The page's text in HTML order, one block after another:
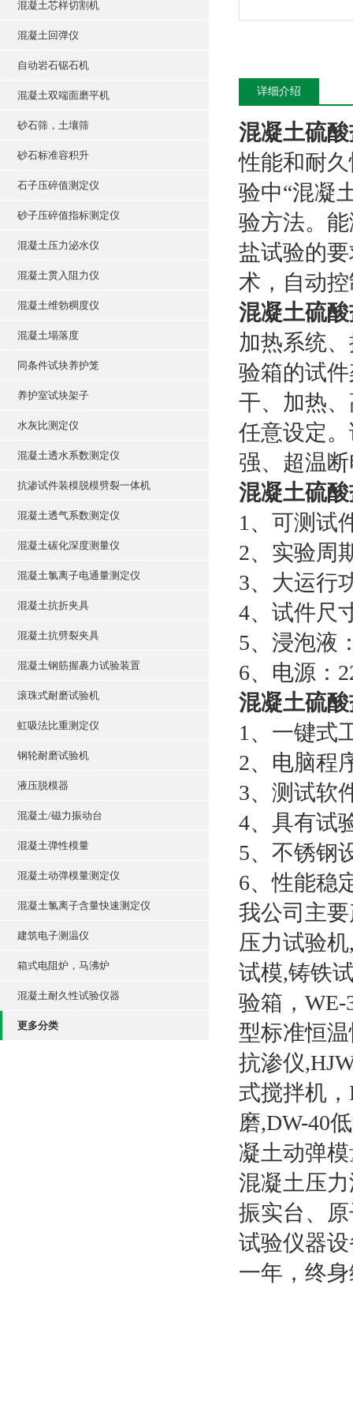
混凝土芯样切割机
混凝土回弹仪
自动岩石锯石机
混凝土双端面磨平机
砂石筛，土壤筛
砂石标准容积升
石子压碎值测定仪
砂子压碎值指标测定仪
混凝土压力泌水仪
混凝土贯入阻力仪
混凝土维勃稠度仪
混凝土塌落度
同条件试块养护笼
养护室试块架子
水灰比测定仪
混凝土透水系数测定仪
抗渗试件装模脱模劈裂一体机
混凝土透气系数测定仪
混凝土碳化深度测量仪
混凝土氯离子电通量测定仪
混凝土抗折夹具
混凝土抗劈裂夹具
混凝土钢筋握裹力试验装置
滚珠式耐磨试验机
虹吸法比重测定仪
钢轮耐磨试验机
液压脱模器
混凝土/磁力振动台
混凝土弹性模量
混凝土动弹模量测定仪
混凝土氯离子含量快速测定仪
建筑电子测温仪
箱式电阻炉，马沸炉
混凝土耐久性试验仪器
更多分类
详细介绍
混凝土硫
性能和耐
验中“混凝
验方法。
盐试验的
术，自动
混凝土硫
加热系统
验箱的试
干、加热
任意设定
强、超温
混凝土硫
1、可测试
2、实验周
3、大运行
4、试件尺
5、浸泡液
6、电源：
混凝土硫
1、一键式
2、电脑程
3、测试软
4、具有试
5、不锈钢
6、性能稳
我公司主
压力试验
试模,铸铁
验箱，WE-
型标准恒
抗渗仪
式搅拌机
磨,DW-40
凝土动弹
混凝土压
振实台、
试验仪器
一年，终